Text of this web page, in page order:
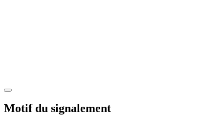
Motif du signalement